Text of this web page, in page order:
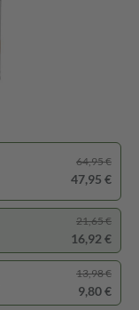
64,95 €
47,95 €
21,65 €
16,92 €
13,98 €
9,80 €